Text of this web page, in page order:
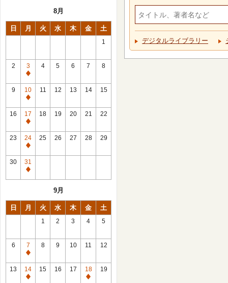
8月
日 月 火 水 木 金 土
1
2
3
休
館
日
4 5 6 7 8
9
10
休
館
日
11 12 13 14 15
16
17
休
館
日
18 19 20 21 22
23
24
休
館
日
25 26 27 28 29
30
31
休
9月
日 月 火 水 木 金 土
1 2 3 4 5
6
7
休
館
日
8 9 10 11 12
13
14
休
15 16 17
18
休
19
デジタルライブラリー